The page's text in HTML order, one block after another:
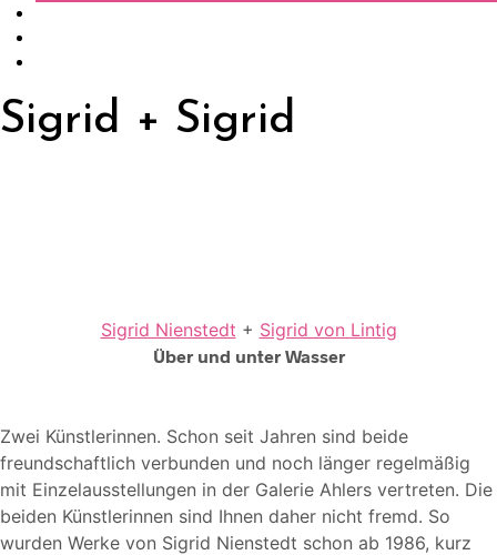
Sigrid + Sigrid
Sigrid Nienstedt + Sigrid von Lintig
Über und unter Wasser
Zwei Künstlerinnen. Schon seit Jahren sind beide
freundschaftlich verbunden und noch länger regelmäßig
mit Einzelausstellungen in der Galerie Ahlers vertreten. Die
beiden Künstlerinnen sind Ihnen daher nicht fremd. So
wurden Werke von Sigrid Nienstedt schon ab 1986, kurz